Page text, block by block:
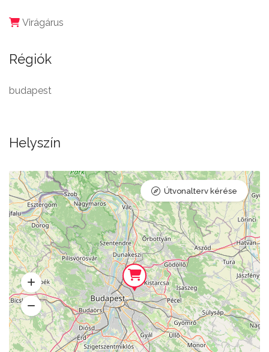
Virágárus
Régiók
budapest
Helyszín
Útvonalterv kérése